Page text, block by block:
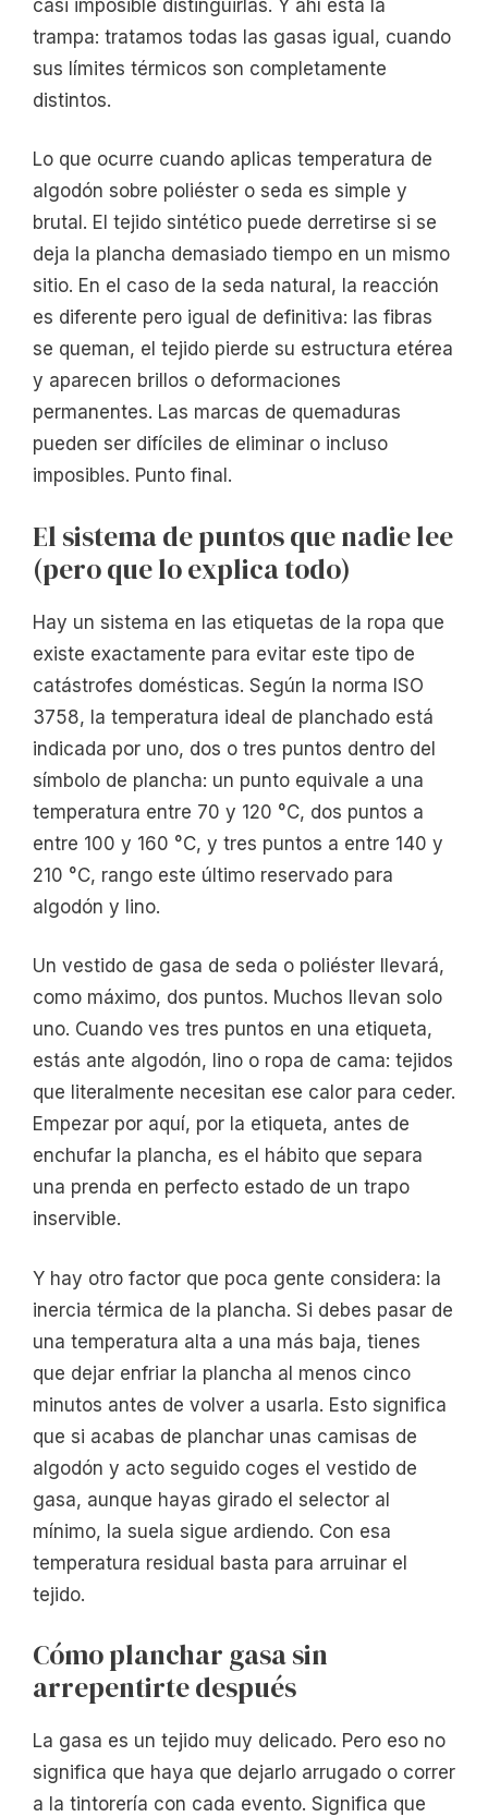
casi imposible distinguirlas. Y ahí está la
trampa: tratamos todas las gasas igual, cuando
sus límites térmicos son completamente
distintos.
Lo que ocurre cuando aplicas temperatura de
algodón sobre poliéster o seda es simple y
brutal. El tejido sintético puede derretirse si se
deja la plancha demasiado tiempo en un mismo
sitio. En el caso de la seda natural, la reacción
es diferente pero igual de definitiva: las fibras
se queman, el tejido pierde su estructura etérea
y aparecen brillos o deformaciones
permanentes. Las marcas de quemaduras
pueden ser difíciles de eliminar o incluso
imposibles. Punto final.
El sistema de puntos que nadie lee
(pero que lo explica todo)
Hay un sistema en las etiquetas de la ropa que
existe exactamente para evitar este tipo de
catástrofes domésticas. Según la norma ISO
3758, la temperatura ideal de planchado está
indicada por uno, dos o tres puntos dentro del
símbolo de plancha: un punto equivale a una
temperatura entre 70 y 120 °C, dos puntos a
entre 100 y 160 °C, y tres puntos a entre 140 y
210 °C, rango este último reservado para
algodón y lino.
Un vestido de gasa de seda o poliéster llevará,
como máximo, dos puntos. Muchos llevan solo
uno. Cuando ves tres puntos en una etiqueta,
estás ante algodón, lino o ropa de cama: tejidos
que literalmente necesitan ese calor para ceder.
Empezar por aquí, por la etiqueta, antes de
enchufar la plancha, es el hábito que separa
una prenda en perfecto estado de un trapo
inservible.
Y hay otro factor que poca gente considera: la
inercia térmica de la plancha. Si debes pasar de
una temperatura alta a una más baja, tienes
que dejar enfriar la plancha al menos cinco
minutos antes de volver a usarla. Esto significa
que si acabas de planchar unas camisas de
algodón y acto seguido coges el vestido de
gasa, aunque hayas girado el selector al
mínimo, la suela sigue ardiendo. Con esa
temperatura residual basta para arruinar el
tejido.
Cómo planchar gasa sin
arrepentirte después
La gasa es un tejido muy delicado. Pero eso no
significa que haya que dejarlo arrugado o correr
a la tintorería con cada evento. Significa que